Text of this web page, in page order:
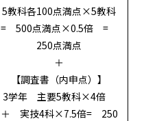
5教科各100点満点×5教科
= 500点満点×0.5倍 =
250点満点
＋
【調査書（内申点）】
3学年 主要5教科×4倍
＋ 実技4科×7.5倍= 250